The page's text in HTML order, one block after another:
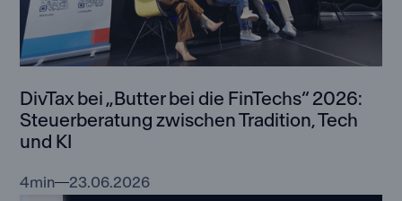
DivTax bei „Butter bei die FinTechs“ 2026:
Steuerberatung zwischen Tradition, Tech
und KI
4min 23.06.2026